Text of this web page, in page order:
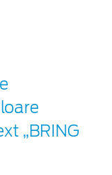
„BRING